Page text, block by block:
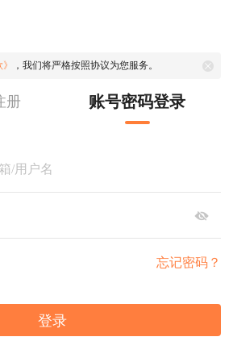
，我们将严格按照协议为您服务。
册 账号密码登录
忘记密码？
登录